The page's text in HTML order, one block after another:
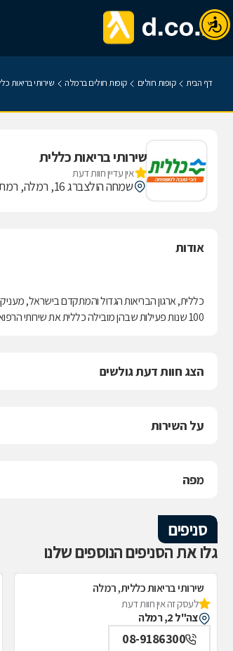
דף הבית קופות חולים קופות חולים ברמלה שירותי בריאות
שירותי בריאות כללית
אין עדיין חוות דעת
שמחה הולצברג 16, רמלה, רמת דן
אודות
100 שנות פעילות שבהן מובילה כללית את שירותי הרפואה בישראל.
הצג חוות דעת גולשים
על השירות
מפה
סניפים
גלו את הסניפים הנוספים שלנו
שירותי בריאות כללית, רמלה
לעסק זה אין חוות דעת
צה"ל 2, רמלה
08-9186300